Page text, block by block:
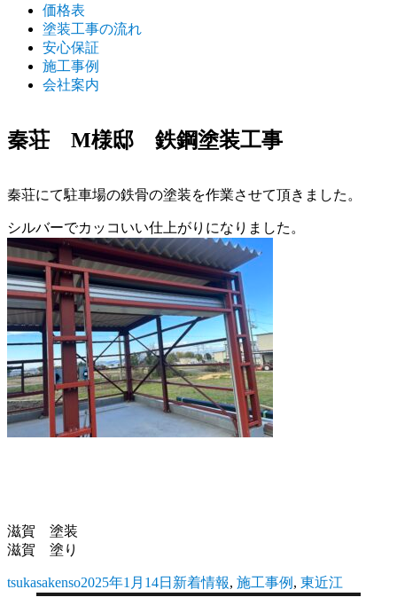
価格表
塗装工事の流れ
安心保証
施工事例
会社案内
秦荘 M様邸 鉄鋼塗装工事
秦荘にて駐車場の鉄骨の塗装を作業させて頂きました。
シルバーでカッコいい仕上がりになりました。
滋賀 塗装
滋賀 塗り
投
tsukasakenso投
稿
2025年1月14日 カ
テ
新着情報, 施工事例 , 東近江